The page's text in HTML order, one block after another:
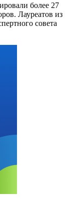
более 27
Лауреатов из
совета